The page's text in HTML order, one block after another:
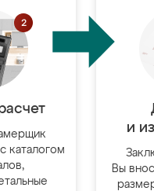
каталогом
и
Вы